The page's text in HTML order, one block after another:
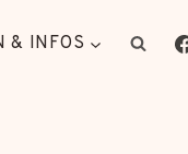
& INFOS